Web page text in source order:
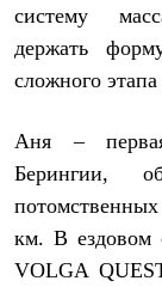
Шорты
Женская одежда
Утепленная пухом
Куртки
Утепленная
Куртки
Штормовая
Куртки
Софтшелл
систему
держать
сложного
Аня –
Берингии,
км. В ездовом
VOLGA